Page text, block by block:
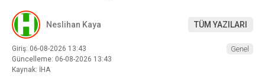
Neslihan Kaya TÜM YAZILARI
Giriş: 06-08-2026 13:43
Güncelleme: 06-08-2026 13:43
Kaynak: İHA
Genel